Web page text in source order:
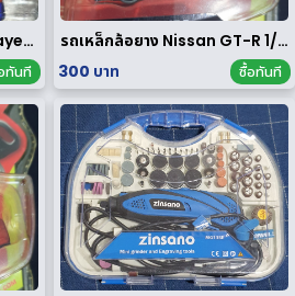
รถเหล็กล้อยาง Porsche Cayenne Turbo 1/64
ทันที
รถเหล็กล้อยาง Nissan GT-R 1/64
300 บาท
ซื้อทันที